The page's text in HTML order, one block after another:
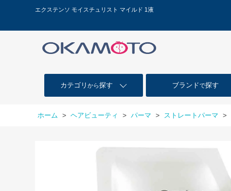
エクステンソ モイスチュリスト マイルド 1液
カテゴリ から探す ブランドで探す
ホーム > ヘアビューティ > パーマ > ストレートパーマ >